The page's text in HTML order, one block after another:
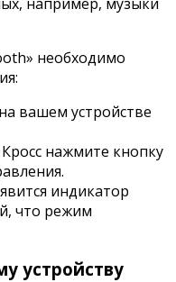
например, музыки
необходимо
вашем устройстве
нажмите кнопку
индикатор
что режим
устройству